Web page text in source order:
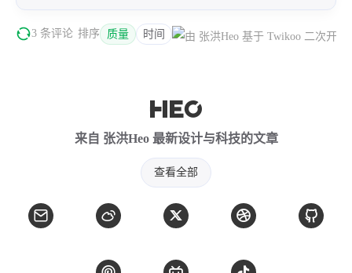
3 条评论 排序 质量 时间
来自 张洪Heo 最新设计与科技的文章
查看全部